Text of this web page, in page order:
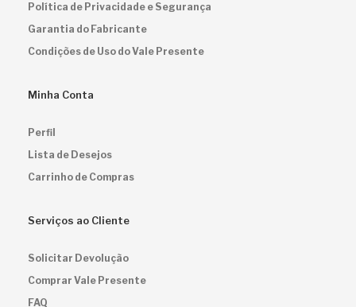
Política de Privacidade e Segurança
Garantia do Fabricante
Condições de Uso do Vale Presente
Minha Conta
Perfil
Lista de Desejos
Carrinho de Compras
Serviços ao Cliente
Solicitar Devolução
Comprar Vale Presente
FAQ